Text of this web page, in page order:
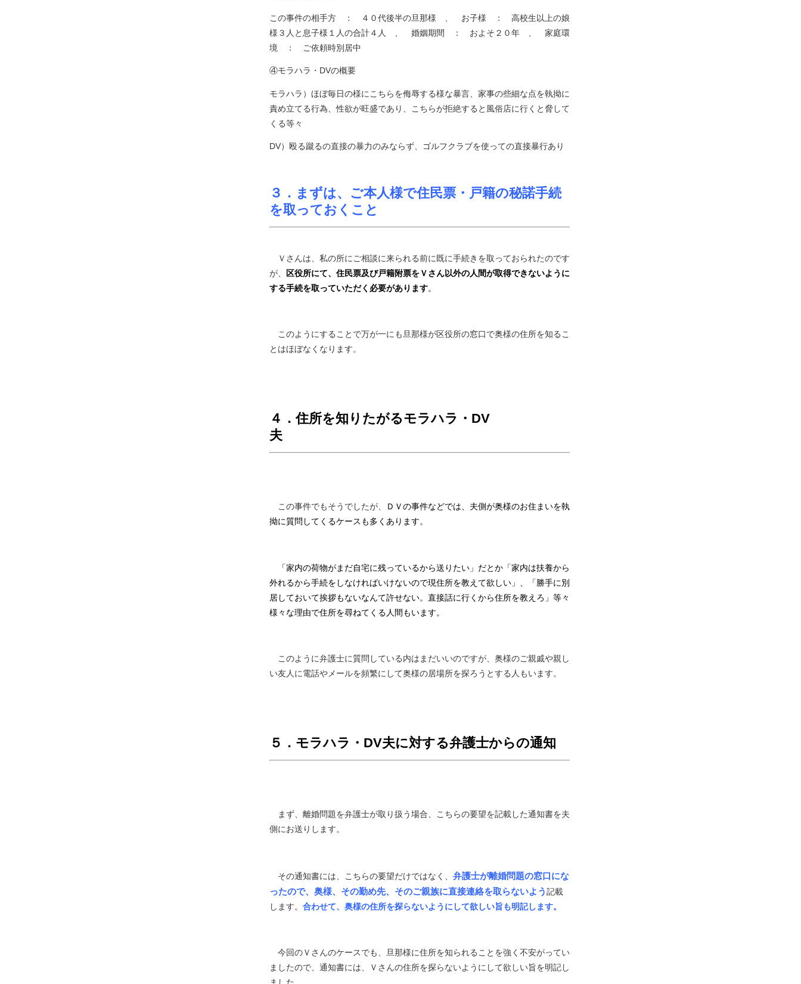
この事件の相手方 ： ４０代後半の旦那様 、 お子様 ： 高校生以上の娘
様３人と息子様１人の合計４人 、 婚姻期間 ： およそ２０年 、 家庭環
境 ： ご依頼時別居中
④モラハラ・DVの概要
モラハラ）ほぼ毎日の様にこちらを侮辱する様な暴言、家事の些細な点を執拗に
責め立てる行為、性欲が旺盛であり、こちらが拒絶すると風俗店に行くと脅して
くる等々
DV）殴る蹴るの直接の暴力のみならず、ゴルフクラブを使っての直接暴行あり
３．まずは、ご本人様で住民票・戸籍の秘諾手続
を取っておくこと
Ｖさんは、私の所にご相談に来られる前に既に手続きを取っておられたのです
が、
区役所にて、住民票及び戸籍附票をＶさん以外の人間が取得できないように
する手続を取っていただく必要があります。
このようにすることで万が一にも旦那様が区役所の窓口で奥様の住所を知るこ
とはほぼなくなります。
４．住所を知りたがるモラハラ・DV
夫
この事件でもそうでしたが、
ＤＶの事件などでは、夫側が奥様のお住まいを執
拗に質問してくるケースも多くあります。
「家内の荷物がまだ自宅に残っているから送りたい」だとか「家内は扶養から
外れるから手続をしなければいけないので現住所を教えて欲しい」、「勝手に別
居しておいて挨拶もないなんて許せない。直接話に行くから住所を教えろ」等々
様々な理由で住所を尋ねてくる人間もいます。
このように弁護士に質問している内はまだいいのですが、奥様のご親戚や親し
い友人に電話やメールを頻繁にして奥様の居場所を探ろうとする人もいます。
５．モラハラ・DV夫に対する弁護士からの通知
まず、離婚問題を弁護士が取り扱う場合、こちらの要望を記載した通知書を夫
側にお送りします。
その通知書には、こちらの要望だけではなく、 弁護士が離婚問題の窓口にな
ったので、奥様、その勤め先、そのご親族に直接連絡を取らないよう 記載
します。 合わせて、奥様の住所を探らないようにして欲しい旨も明記します。
今回のＶさんのケースでも、旦那様に住所を知られることを強く不安がってい
ましたので、通知書には、Ｖさんの住所を探らないようにして欲しい旨を明記し